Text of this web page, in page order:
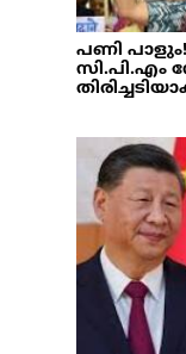
പണി
സി.പി.എം